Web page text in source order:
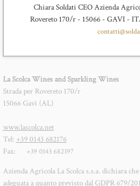
Chiara Soldati CEO Azienda
Rovereto 170/r - 15066 - GAVI -
La Scolca Wines and Sparkling Wines
Strada per Rovereto 170/r
15066 Gavi (AL)
www.lascolca.net
Tel: +39 0143 682176
Fax:
+39 0143 682197
Azienda Agricola La Scolca s.s.a. dichiara
adeguata a quanto previsto dal GDPR 679/